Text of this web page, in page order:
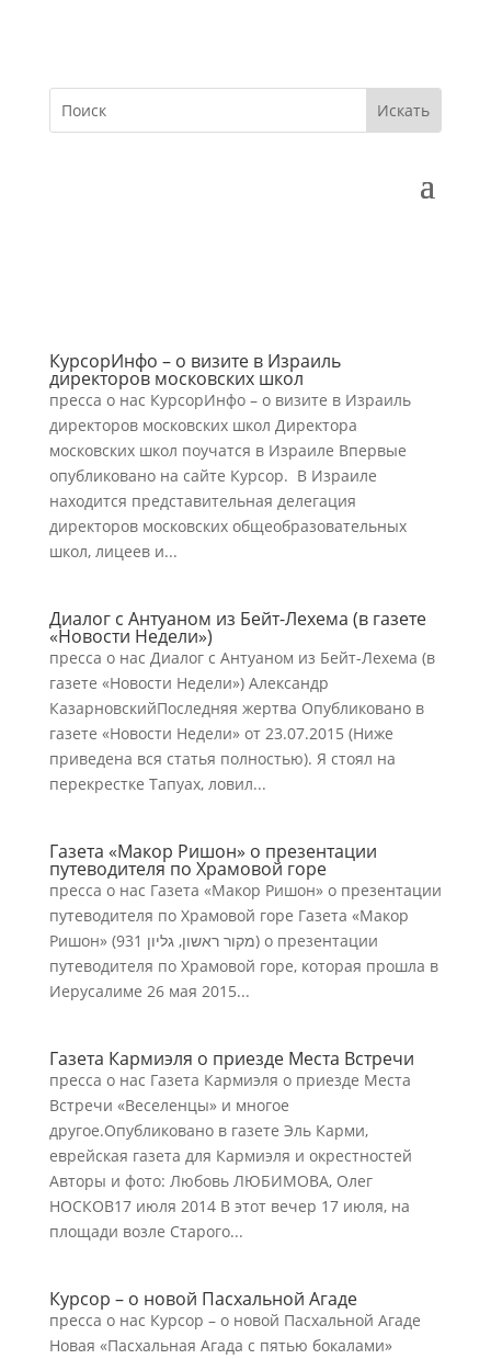
КурсорИнфо – o визите в Израиль
директоров московских школ
пресса о нас КурсорИнфо – o визите в Израиль
директоров московских школ Директора
московских школ поучатся в Израиле Впервые
опубликовано на сайте Курсор. В Израиле
находится представительная делегация
директоров московских общеобразовательных
школ, лицеев и...
Диалог с Антуаном из Бейт-Лехема (в газете
«Новости Недели»)
пресса о нас Диалог с Антуаном из Бейт-Лехема (в
газете «Новости Недели») Александр
КазарновскийПоследняя жертва Опубликовано в
газете «Новости Недели» от 23.07.2015 (Ниже
приведена вся статья полностью). Я стоял на
перекрестке Тапуах, ловил...
Газета «Макор Ришон» о презентации
путеводителя по Храмовой горе
пресса о нас Газета «Макор Ришон» о презентации
путеводителя по Храмовой горе Газета «Макор
Ришон» (מקור ראשון, גליון 931) о презентации
путеводителя по Храмовой горе, которая прошла в
Иерусалиме 26 мая 2015...
Газета Кармиэля о приезде Места Встречи
пресса о нас Газета Кармиэля о приезде Места
Встречи «Веселенцы» и многое
другое.Опубликовано в газете Эль Карми,
еврейская газета для Кармиэля и окрестностей
Авторы и фото: Любовь ЛЮБИМОВА, Олег
НОСКОВ17 июля 2014 В этот вечер 17 июля, на
площади возле Старого...
Курсор – o новой Пасхальной Агаде
пресса о нас Курсор – o новой Пасхальной Агаде
Новая «Пасхальная Агада с пятью бокалами»